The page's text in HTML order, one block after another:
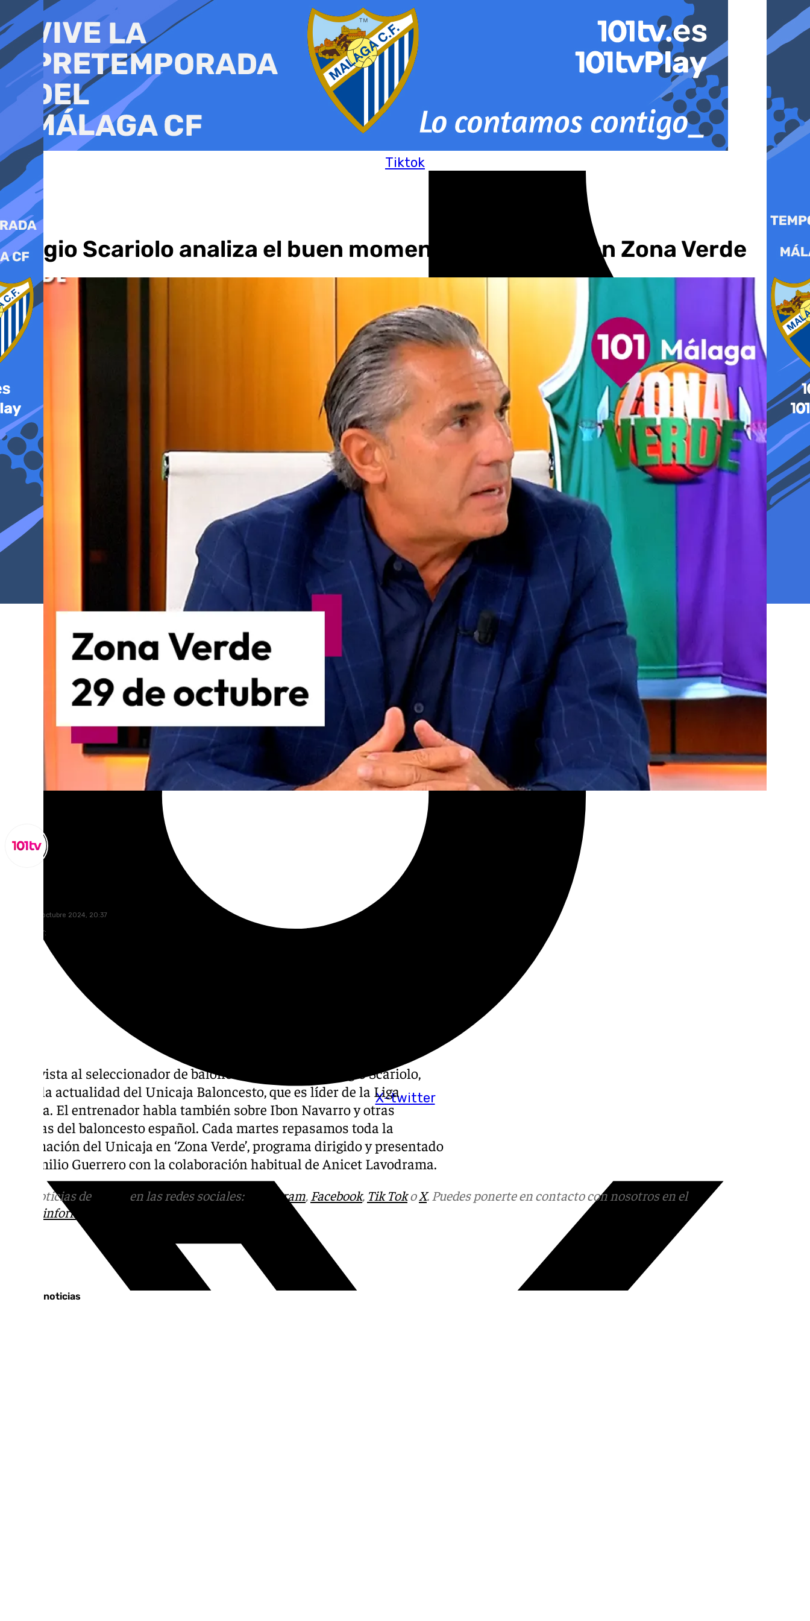
al
contenido
Tiktok
X-twitter
Sergio Scariolo analiza el buen momento del Unicaja en Zona Verde
martes, 29 octubre 2024, 20:37
Compartir:
Entrevista al seleccionador de baloncesto de España, Sergio Scariolo,
sobre la actualidad del Unicaja Baloncesto, que es líder de la Liga
Endesa. El entrenador habla también sobre Ibon Navarro y otras
noticias del baloncesto español. Cada martes repasamos toda la
información del Unicaja en ‘Zona Verde’, programa dirigido y presentado
por Emilio Guerrero con la colaboración habitual de Anicet Lavodrama.
Más noticias de en las redes sociales: Instagram, Facebook, Tik TokoX. Puedes ponerte en contacto con nosotros en el
informativos@101tv.es
Últimas noticias